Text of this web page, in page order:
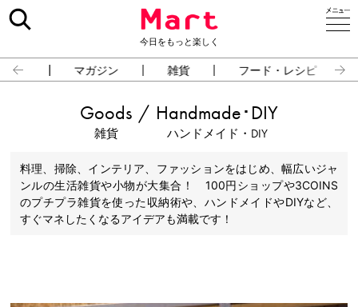
今日をもっと楽しく
占い マガジン 雑貨 フード・レシピ
Goods
雑貨
/ Handmade･DIY
ハンドメイド・DIY
料理、掃除、インテリア、ファッションをはじめ、幅広いジャ
ンルの生活雑貨や小物が大集合！ 100円ショップや3COINS
のプチプラ雑貨を使った収納術や、ハンドメイドやDIYなど、
すぐマネしたくなるアイデアも満載です！